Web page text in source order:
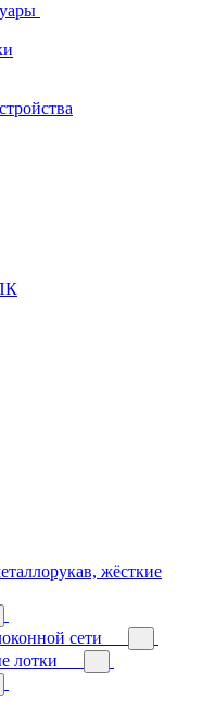
жёсткие
сети
лотки